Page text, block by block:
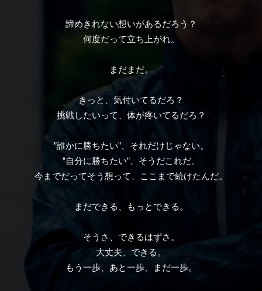
諦めきれない想いがあるだろう？
何度だって立ち上がれ。
まだまだ。
きっと、気付いてるだろ？
挑戦したいって、体が疼いてるだろ？
”誰かに勝ちたい”、それだけじゃない。
”自分に勝ちたい”、そうだこれだ。
今までだってそう想って、ここまで続けたんだ。
まだできる、もっとできる。
そうさ、できるはずさ。
大丈夫、できる。
もう一歩、あと一歩、まだ一歩。